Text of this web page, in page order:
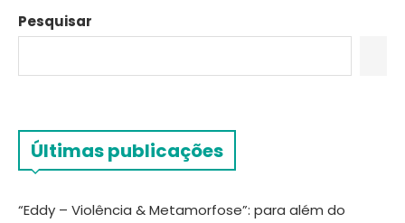
Pesquisar
Últimas publicações
“Eddy – Violência & Metamorfose”: para além do